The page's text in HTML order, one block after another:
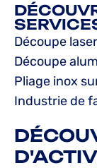
Découpe
Découpe
Pliage inox
Industrie de